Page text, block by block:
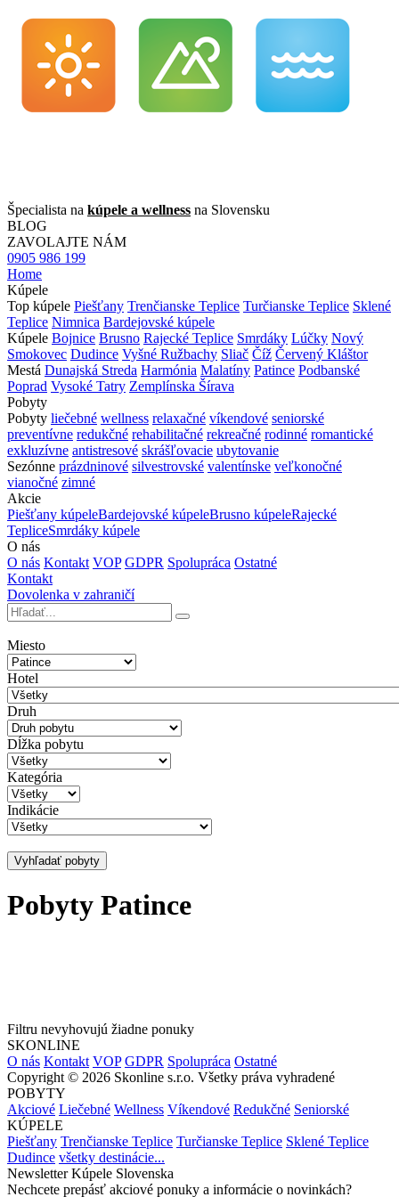
Špecialista na kúpele a wellness na Slovensku
BLOG
ZAVOLAJTE NÁM
0905 986 199
Home
Kúpele
Top kúpele Piešťany Trenčianske Teplice Turčianske Teplice Sklené
Teplice Nimnica Bardejovské kúpele
Kúpele Bojnice Brusno Rajecké Teplice Smrdáky Lúčky Nový
Smokovec Dudince Vyšné Ružbachy Sliač Číž Červený Kláštor
Mestá Dunajská Streda Harmónia Malatíny Patince Podbanské
Poprad Vysoké Tatry Zemplínska Šírava
Pobyty
Pobyty liečebné wellness relaxačné víkendové seniorské
preventívne redukčné rehabilitačné rekreačné rodinné romantické
exkluzívne antistresové skrášľovacie ubytovanie
Sezónne prázdninové silvestrovské valentínske veľkonočné
vianočné zimné
Akcie
Piešťany kúpeleBardejovské kúpeleBrusno kúpeleRajecké
TepliceSmrdáky kúpele
O nás
O nás Kontakt VOP GDPR Spolupráca Ostatné
Kontakt
Dovolenka v zahraničí
Miesto
Hotel
Druh
Dĺžka pobytu
Kategória
Indikácie
Vyhľadať pobyty
Pobyty Patince
Filtru nevyhovujú žiadne ponuky
SKONLINE
O nás Kontakt VOP GDPR Spolupráca Ostatné
Copyright © 2026 Skonline s.r.o. Všetky práva vyhradené
POBYTY
Akciové Liečebné Wellness Víkendové Redukčné Seniorské
KÚPELE
Piešťany Trenčianske Teplice Turčianske Teplice Sklené Teplice
Dudince všetky destinácie...
Newsletter Kúpele Slovenska
Nechcete prepásť akciové ponuky a informácie o novinkách?